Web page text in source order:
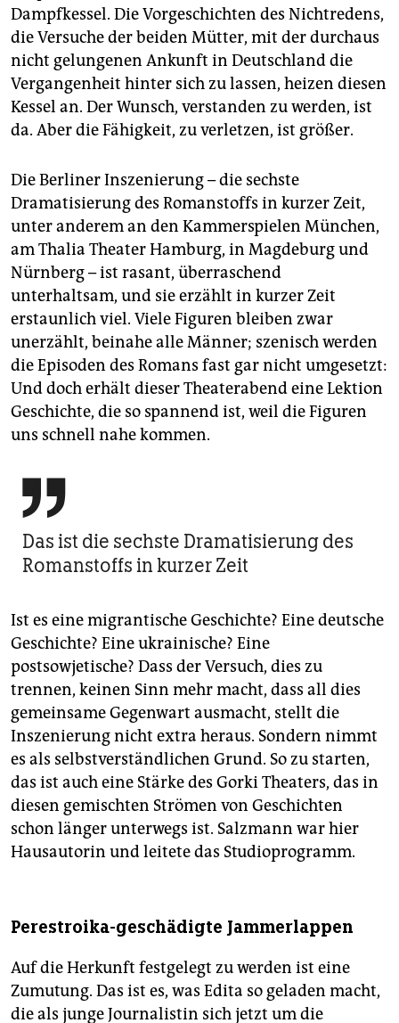
Dampfkessel. Die Vorgeschichten des Nichtredens,
die Versuche der beiden Mütter, mit der durchaus
nicht gelungenen Ankunft in Deutschland die
Vergangenheit hinter sich zu lassen, heizen diesen
Kessel an. Der Wunsch, verstanden zu werden, ist
da. Aber die Fähigkeit, zu verletzen, ist größer.
Die Berliner Inszenierung – die sechste
Dramatisierung des Romanstoffs in kurzer Zeit,
unter anderem an den Kammerspielen München,
am Thalia Theater Hamburg, in Magdeburg und
Nürnberg – ist rasant, überraschend
unterhaltsam, und sie erzählt in kurzer Zeit
erstaunlich viel. Viele Figuren bleiben zwar
unerzählt, beinahe alle Männer; szenisch werden
die Episoden des Romans fast gar nicht umgesetzt:
Und doch erhält dieser Thea­terabend eine Lektion
Geschichte, die so spannend ist, weil die Figuren
uns schnell nahe kommen.

Das ist die sechste Dramatisierung des
Romanstoffs in kurzer Zeit
Ist es eine migrantische Geschichte? Eine deutsche
Geschichte? Eine ukrainische? Eine
postsowjetische? Dass der Versuch, dies zu
trennen, keinen Sinn mehr macht, dass all dies
gemeinsame Gegenwart ausmacht, stellt die
Inszenierung nicht extra heraus. Sondern nimmt
es als selbstverständlichen Grund. So zu starten,
das ist auch eine Stärke des Gorki Theaters, das in
diesen gemischten Strömen von Geschichten
schon länger unterwegs ist. Salzmann war hier
Hausautorin und leitete das Studioprogramm.
Perestroika-geschädigte Jammerlappen
Auf die Herkunft festgelegt zu werden ist eine
Zumutung. Das ist es, was Edita so geladen macht,
die als junge Journalistin sich jetzt um die